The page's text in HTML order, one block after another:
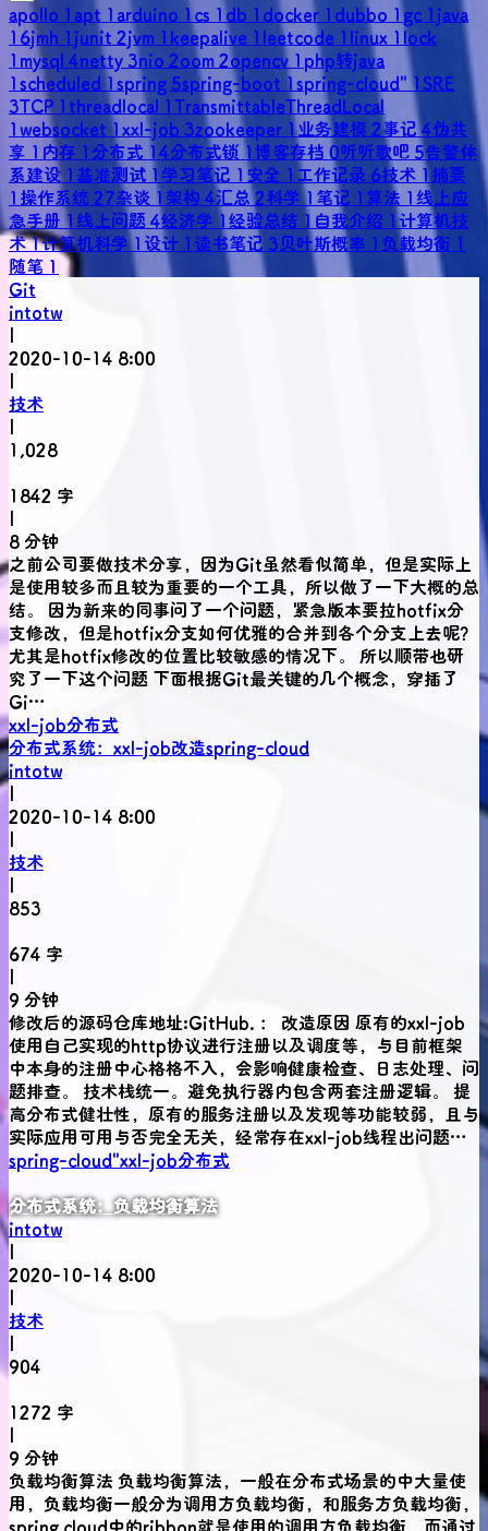
apollo 1 apt 1arduino 1 cs 1 db 1 docker 1 dubbo 1gc 1 java
16jmh 1 junit 2jvm 1 keepalive 1 leetcode 1 linux 1 lock
1 mysql 4netty 3nio 2oom2opencv 1 php转java
1scheduled 1spring 5spring-boot 1spring-cloud" 1SRE
3TCP 1 threadlocal 1TransmittableThreadLocal
1websocket 1xxl-job 3zookeeper 1业务建模 2事记4伪共
享 1 内存 1 分布式 14分布式锁 1博客存档 0听听歌吧 5告警体
系建设 1 基准测试 1学习笔记 1 安全 1 工作记录 6技术 1摘要
1 操作系统27杂谈 1 架构 4汇总2科学1 笔记 1 算法 1 线上应
急手册 1 线上问题 4经济学 1经验总结 1 自我介绍 1计算机技
术1计算机科学1 设计 1 读书笔记 3贝叶斯概率 1 负载均衡 1
随笔 1
Git
intotw
|
2020-10-14 8:00
|
技术
|
1,028
1842 字
|
8 分钟
之前公司要做技术分享，因为Git虽然看似简单，但是实际上
是使用较多而且较为重要的一个工具，所以做了一下大概的总
结。 因为新来的同事问了一个问题，紧急版本要拉hotfix分
支修改，但是hotfix分支如何优雅的合并到各个分支上去呢？
尤其是hotfix修改的位置比较敏感的情况下。 所以顺带也研
究了一下这个问题 下面根据Git最关键的几个概念，穿插了
Gi…
xxl-job分布式
分布式系统：xxl-job改造spring-cloud
intotw
|
2020-10-14 8:00
|
技术
|
853
674 字
|
9 分钟
修改后的源码仓库地址:GitHub. ： 改造原因 原有的xxl-job
使用自己实现的http协议进行注册以及调度等，与目前框架
中本身的注册中心格格不入，会影响健康检查、日志处理、问
题排查。 技术栈统一。避免执行器内包含两套注册逻辑。 提
高分布式健壮性，原有的服务注册以及发现等功能较弱，且与
实际应用可用与否完全无关，经常存在xxl-job线程出问题…
spring-cloud"xxl-job分布式
分布式系统：负载均衡算法
intotw
|
2020-10-14 8:00
|
技术
|
904
1272 字
|
9 分钟
负载均衡算法 负载均衡算法，一般在分布式场景的中大量使
用，负载均衡一般分为调用方负载均衡，和服务方负载均衡，
spring cloud中的ribbon就是使用的调用方负载均衡，而通过